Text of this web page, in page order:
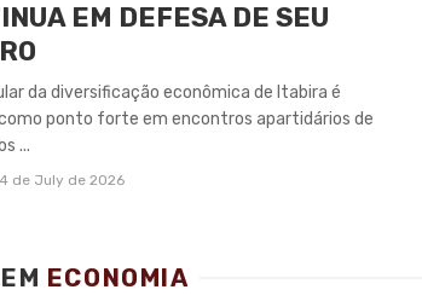
EM DEFESA DE SEU
da diversificação econômica de Itabira é
ponto forte em encontros apartidários de
...
de July de 2026
ECONOMIA